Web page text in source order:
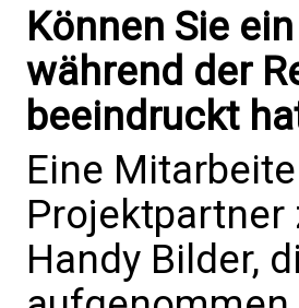
Können Sie
während der
beeindruckt
Eine
Handy Bilder,